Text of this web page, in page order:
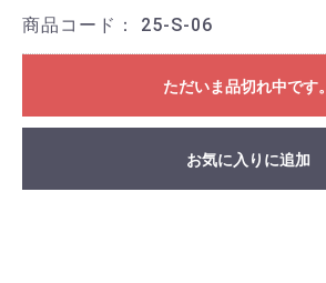
商品コード： 25-S-06
ただいま品切れ中です。
お気に入りに追加